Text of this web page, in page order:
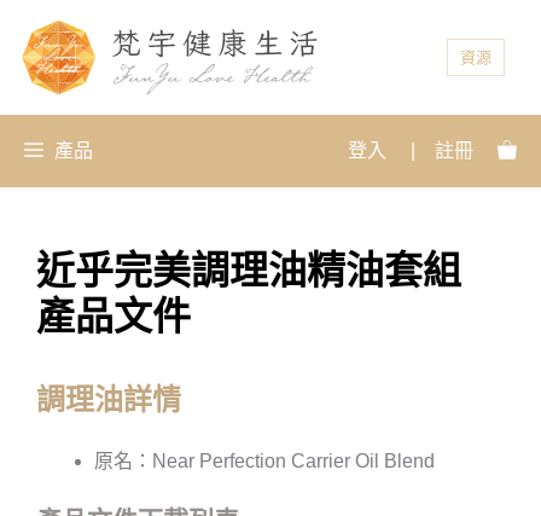
資源
產品 登入 註冊
近乎完美調理油精油套組
產品文件
調理油詳情
原名：Near Perfection Carrier Oil Blend